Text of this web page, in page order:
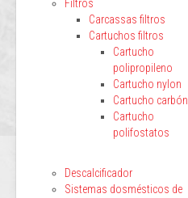
Filtros
Carcassas filtros
Cartuchos filtros
Cartucho
polipropileno
Cartucho nylon
Cartucho carbón
Cartucho
polifostatos
Descalcificador
Sistemas dosmésticos de